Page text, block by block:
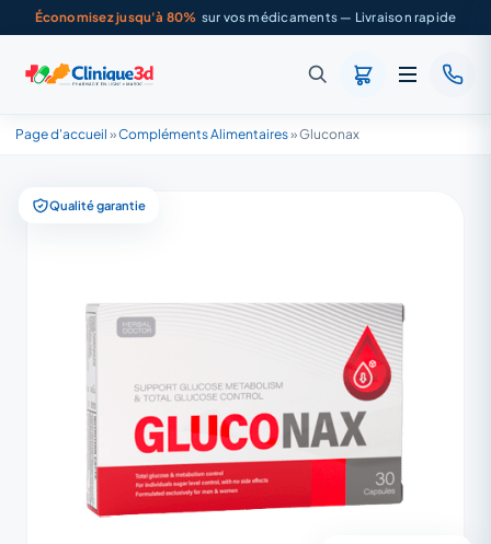
Économisez jusqu'à 80% sur vos médicaments — Livraison rapide
Page d'accueil »Compléments Alimentaires»Gluconax
Qualité garantie